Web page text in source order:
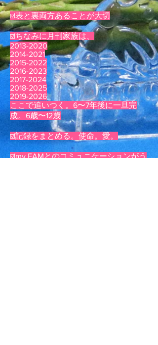
☑️表と裏両方あることが大切
☑️ちなみに月刊家族は、
2013-2020
2014-2021
2015-2022
2016-2023
2017-2024
2018-2025
2019-2026
ここで追いつく。6〜7年後に一旦完
成。6歳〜12歳
☑️記録をまとめる。使命。愛。
☑️my FAMとのコミュニケーションがう